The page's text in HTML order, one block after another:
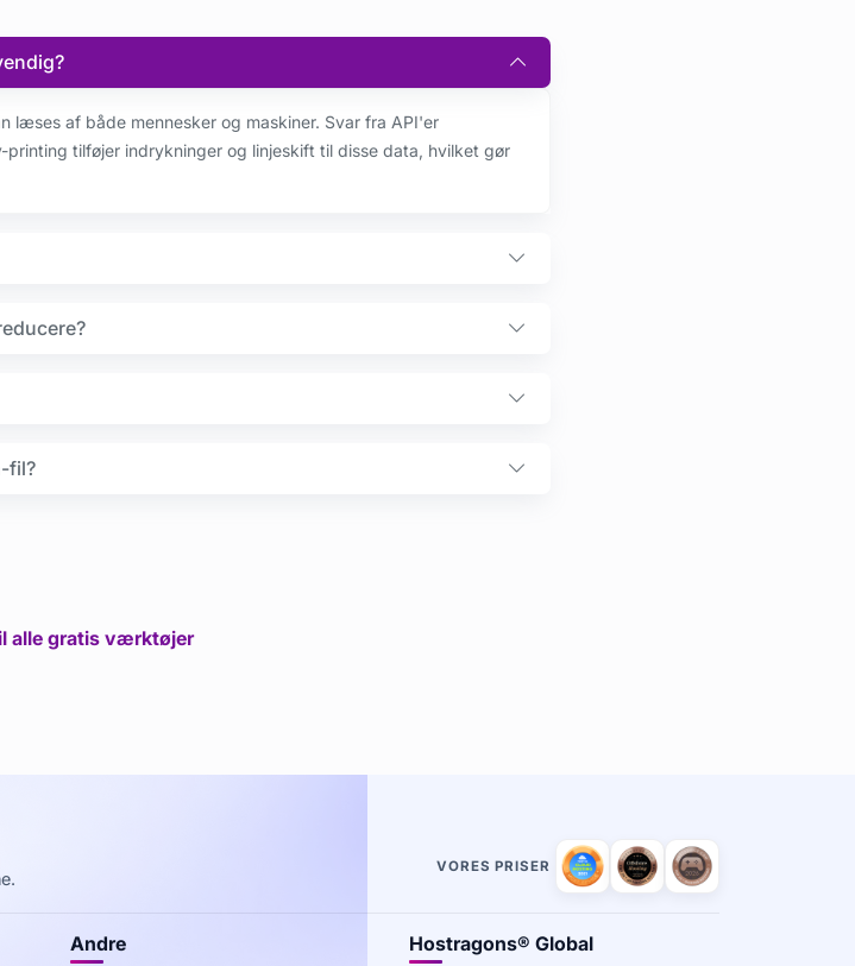
af både mennesker og maskiner. Svar fra API'er
tilføjer indrykninger og linjeskift til disse data, hvilket gør
fil?
alle gratis værktøjer
VORES PRISER
Andre Hostragons® Global